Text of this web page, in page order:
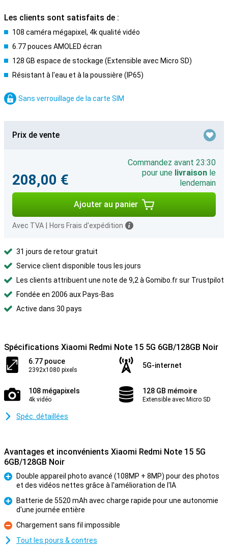
Les clients sont satisfaits de :
108 caméra mégapixel, 4k qualité vidéo
6.77 pouces AMOLED écran
128 GB espace de stockage (Extensible avec Micro SD)
Résistant à l'eau et à la poussière (IP65)
Sans verrouillage de la carte SIM
Prix de vente
208,00 €
Commandez avant 23:30
pour une livraison le
lendemain
Ajouter au panier
Avec TVA Hors Frais d'expédition
31 jours de retour gratuit
Service client disponible tous les jours
Les clients attribuent une note de 9,2 à Gomibo.fr sur Trustpilot
Fondée en 2006 aux Pays-Bas
Active dans 30 pays
Spécifications Xiaomi Redmi Note 15 5G 6GB/128GB Noir
6.77 pouce
2392x1080 pixels
5G-internet
108 mégapixels
4k vidéo
128 GB mémoire
Extensible avec Micro SD
Spéc. détaillées
Avantages et inconvénients Xiaomi Redmi Note 15 5G
6GB/128GB Noir
Pour
Double appareil photo avancé (108MP + 8MP) pour des photos
et des vidéos nettes grâce à l'amélioration de l'IA
Pour
Batterie de 5520 mAh avec charge rapide pour une autonomie
d'une journée entière
Contre
Chargement sans fil impossible
Tout les pours & contres